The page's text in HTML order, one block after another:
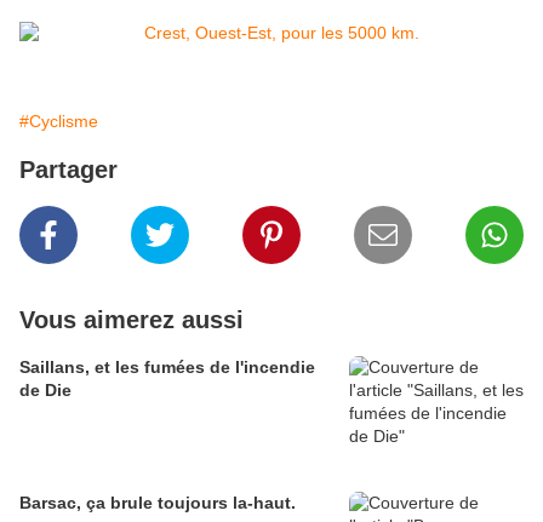
#Cyclisme
Partager
Vous aimerez aussi
Saillans, et les fumées de l'incendie
de Die
Barsac, ça brule toujours la-haut.